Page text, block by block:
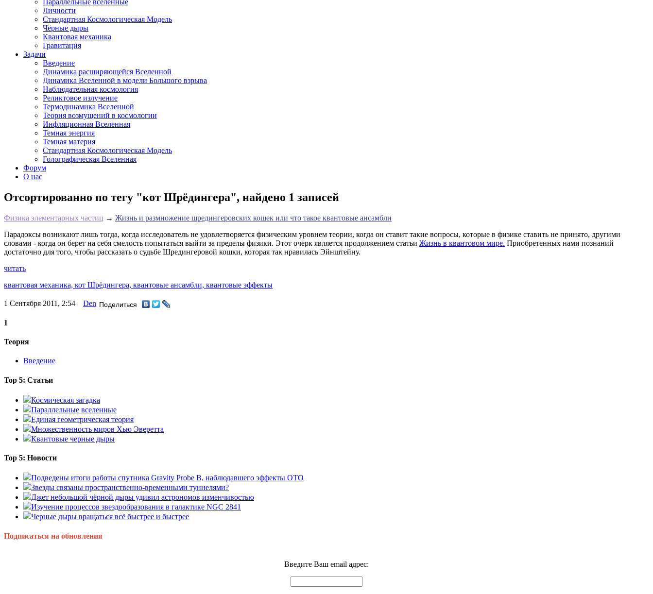
Параллельные вселенные
Личности
Стандартная Космологическая Модель
Чёрные дыры
Квантовая механика
Гравитация
Задачи
Введение
Динамика расширяющейся Вселенной
Динамика Вселенной в модели Большого взрыва
Наблюдательная космология
Реликтовое излучение
Термодинамика Вселенной
Теория возмущений в космологии
Инфляционная Вселенная
Темная энергия
Темная материя
Стандартная Космологическая Модель
Голографическая Вселенная
Форум
О нас
Отсортированно по тегу "кот Шрёдингера", найдено 1 записей
Физика элементарных частиц → Жизнь и размножение шредингеровских кошек или что такое квантовые ансамбли
Парадоксы возникают лишь тогда, когда исследователь не удовлетворяется физическим уровнем теории, когда он ставит такие вопросы, которые в физике ставить не принято, другими
словами - когда он берет на себя смелость попытаться выйти за пределы физики. Этот очерк является продолжением статьи Жизнь в квантовом мире. Приобретенных нами познаний
достаточно для того, чтобы рассказать о судьбе Шредингеровой кошки, которая так нравилась Эйнштейну.
читать
квантовая механика, кот Шрёдингера, квантовые ансамбли, квантовые эффекты
1 Сентября 2011, 2:54 Den Поделиться
1
Теория
Введение
Top 5: Статьи
Космическая загадка
Параллельные вселенные
Единая геометрическая теория
Множественность миров Хью Эверетта
Квантовые черные дыры
Top 5: Новости
Подведены итоги работы спутника Gravity Probe B, наблюдавшего эффекты ОТО
Звезды связаны пространственно-временными туннелями?
Джет небольшой чёрной дыры удивил астрономов изменчивостью
Изучение процессов звездообразования в галактике NGC 2841
Черные дыры вращаться всё быстрее и быстрее
Подписаться на обновления
Введите Ваш email адрес: